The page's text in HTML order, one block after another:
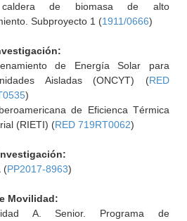
de biomasa de alto
Subproyecto 1 (1911/0666)
de Energía Solar para
Aisladas (ONCYT) (RED
)
de Eficienca Térmica
(RIETI) (RED 719RT0062)
(PP2017-8963)
Movilidad:
A. Senior. Programa de